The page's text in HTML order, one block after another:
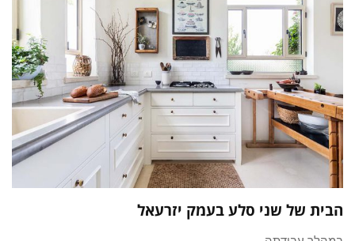
הבית של שני סלע בעמק יזרעאל